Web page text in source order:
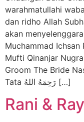
warahmatullahi
dan ridho Allah
akan
Muchammad Ichsan
Mufti Qinanjar
Groom The Bride
Tata رَحِمَهُ اللهُ […]
Rani &